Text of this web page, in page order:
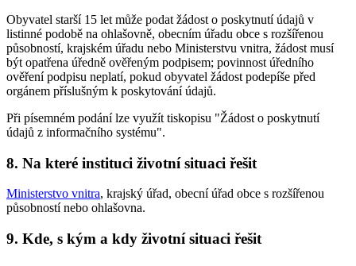
Obyvatel starší 15 let může podat žádost o poskytnutí údajů v
listinné podobě na ohlašovně, obecním úřadu obce s rozšířenou
působností, krajském úřadu nebo Ministerstvu vnitra, žádost musí
být opatřena úředně ověřeným podpisem; povinnost úředního
ověření podpisu neplatí, pokud obyvatel žádost podepíše před
orgánem příslušným k poskytování údajů.
Při písemném podání lze využít tiskopisu "Žádost o poskytnutí
údajů z informačního systému".
8. Na které instituci životní situaci řešit
Ministerstvo vnitra, krajský úřad, obecní úřad obce s rozšířenou
působností nebo ohlašovna.
9. Kde, s kým a kdy životní situaci řešit